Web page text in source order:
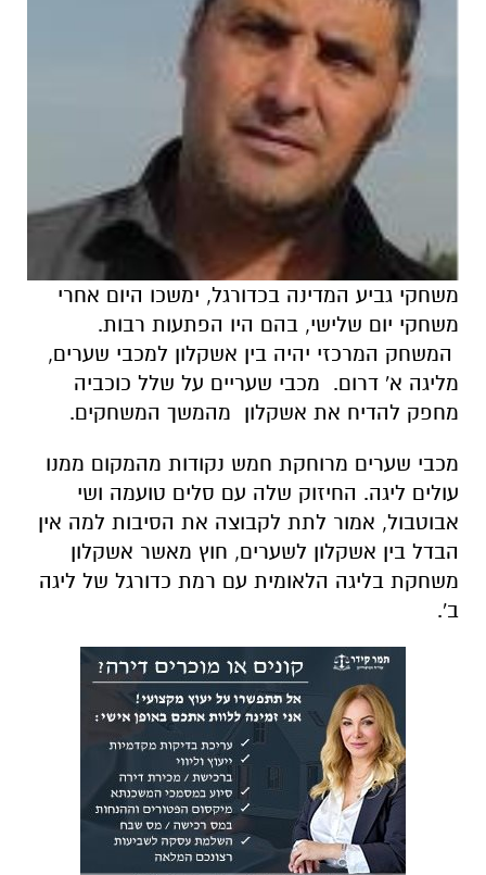
משחקי גביע המדינה בכדורגל, ימשכו היום אחרי
משחקי יום שלישי, בהם היו הפתעות רבות.
המשחק המרכזי יהיה בין אשקלון למכבי שערים,
מליגה א' דרום. מכבי שעריים על שלל כוכביה
מחפק להדיח את אשקלון מהמשך המשחקים.
מכבי שערים מרוחקת חמש נקודות מהמקום ממנו
עולים ליגה. החיזוק שלה עם סלים טועמה ושי
אבוטבול, אמור לתת לקבוצה את הסיבות למה אין
הבדל בין אשקלון לשערים, חוץ מאשר אשקלון
משחקת בליגה הלאומית עם רמת כדורגל של ליגה
ב'.